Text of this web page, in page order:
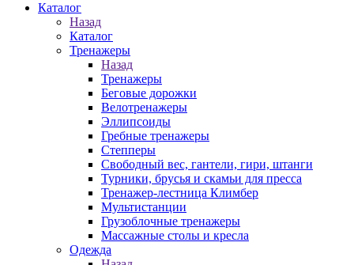
Каталог
Назад
Каталог
Тренажеры
Назад
Тренажеры
Беговые дорожки
Велотренажеры
Эллипсоиды
Гребные тренажеры
Степперы
Свободный вес, гантели, гири, штанги
Турники, брусья и скамьи для пресса
Тренажер-лестница Климбер
Мультистанции
Грузоблочные тренажеры
Массажные столы и кресла
Одежда